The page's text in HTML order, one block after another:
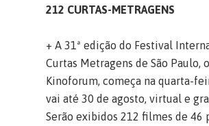
212 CURTAS-METRAGENS
+ A 31ª edição do Festival
Curtas Metragens de São Paulo, o
Kinoforum, começa na quarta-
vai até 30 de agosto, virtual e
Serão exibidos 212 filmes de 46